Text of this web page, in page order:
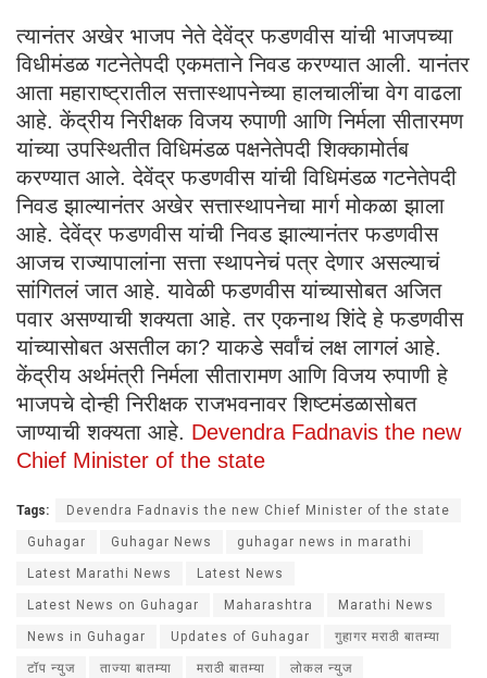
त्यानंतर अखेर भाजप नेते देवेंद्र फडणवीस यांची भाजपच्या
विधीमंडळ गटनेतेपदी एकमताने निवड करण्यात आली. यानंतर
आता महाराष्ट्रातील सत्तास्थापनेच्या हालचालींचा वेग वाढला
आहे. केंद्रीय निरीक्षक विजय रुपाणी आणि निर्मला सीतारमण
यांच्या उपस्थितीत विधिमंडळ पक्षनेतेपदी शिक्कामोर्तब
करण्यात आले. देवेंद्र फडणवीस यांची विधिमंडळ गटनेतेपदी
निवड झाल्यानंतर अखेर सत्तास्थापनेचा मार्ग मोकळा झाला
आहे. देवेंद्र फडणवीस यांची निवड झाल्यानंतर फडणवीस
आजच राज्यापालांना सत्ता स्थापनेचं पत्र देणार असल्याचं
सांगितलं जात आहे. यावेळी फडणवीस यांच्यासोबत अजित
पवार असण्याची शक्यता आहे. तर एकनाथ शिंदे हे फडणवीस
यांच्यासोबत असतील का? याकडे सर्वांचं लक्ष लागलं आहे.
केंद्रीय अर्थमंत्री निर्मला सीतारामण आणि विजय रुपाणी हे
भाजपचे दोन्ही निरीक्षक राजभवनावर शिष्टमंडळासोबत
जाण्याची शक्यता आहे. Devendra Fadnavis the new
Chief Minister of the state
Tags: Devendra Fadnavis the new Chief Minister of the state
Guhagar Guhagar News guhagar news in marathi
Latest Marathi News Latest News
Latest News on Guhagar Maharashtra Marathi News
News in Guhagar Updates of Guhagar गुहागर मराठी बातम्या
टॉप न्युज ताज्या बातम्या मराठी बातम्या लोकल न्युज